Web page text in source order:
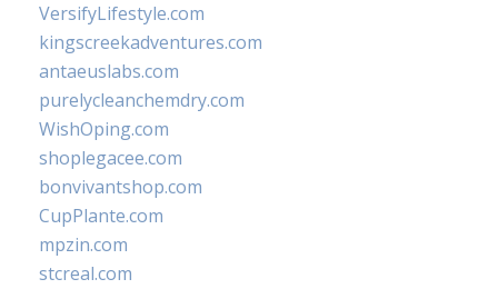
VersifyLifestyle.com
kingscreekadventures.com
antaeuslabs.com
purelycleanchemdry.com
WishOping.com
shoplegacee.com
bonvivantshop.com
CupPlante.com
mpzin.com
stcreal.com